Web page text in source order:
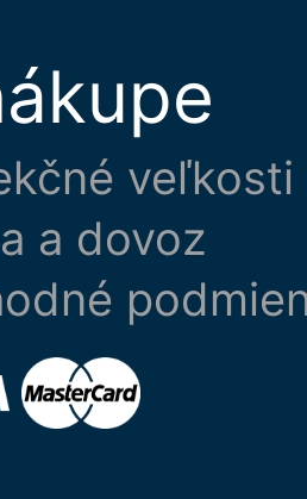
veľkosti
a dovoz